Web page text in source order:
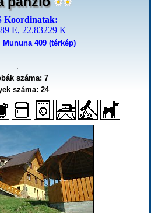
Koordinatak:
E, 22.83229 K
409 (térkép)
.
.
száma: 7
száma: 24